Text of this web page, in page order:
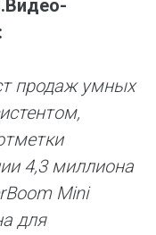
продаж умных
4,3 миллиона
Mini
для